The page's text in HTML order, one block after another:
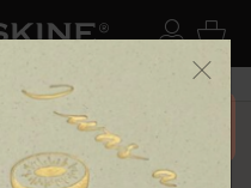
ログ
ど) カ
で送料無料 メニ